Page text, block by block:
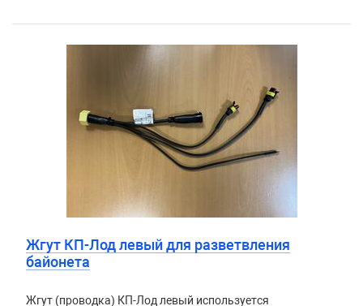
Жгут КП-Лод левый для разветвления
байонета
Жгут (проводка) КП-Лод левый используется